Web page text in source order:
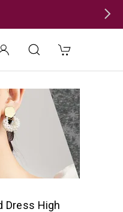
Dress High